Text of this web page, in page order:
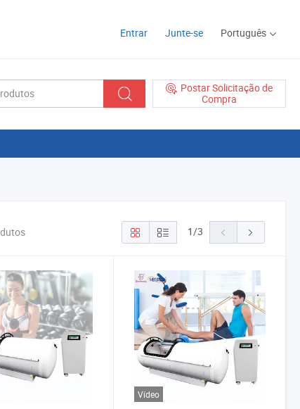
Entrar Junte-se Português
Postar Solicitação de
Compra
1/3
Vídeo